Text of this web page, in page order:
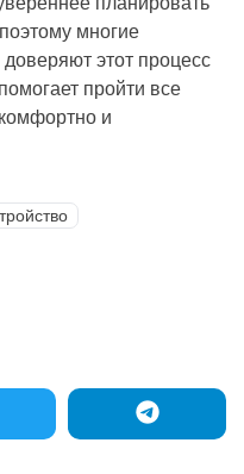
многие
этот процесс
пройти все
и